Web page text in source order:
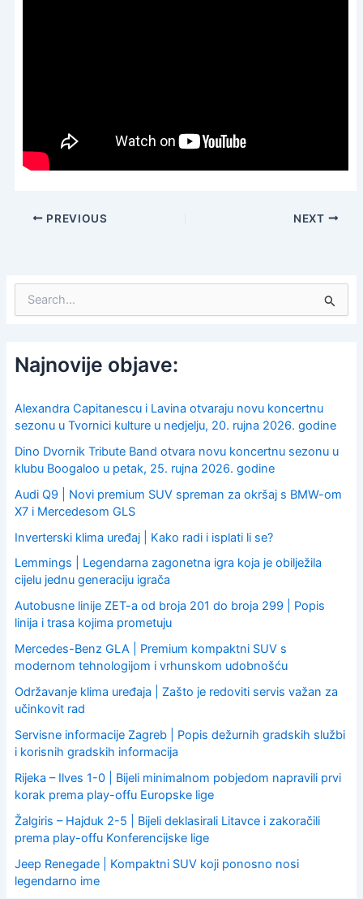
PREVIOUS NEXT
c
h
o
r
Najnovije objave:
Alexandra Capitanescu i Lavina otvaraju novu koncertnu
sezonu u Tvornici kulture u nedjelju, 20. rujna 2026. godine
Dino Dvornik Tribute Band otvara novu koncertnu sezonu u
klubu Boogaloo u petak, 25. rujna 2026. godine
Audi Q9 | Novi premium SUV spreman za okršaj s BMW-om
X7 i Mercedesom GLS
Inverterski klima uređaj | Kako radi i isplati li se?
Lemmings | Legendarna zagonetna igra koja je obilježila
cijelu jednu generaciju igrača
Autobusne linije ZET-a od broja 201 do broja 299 | Popis
linija i trasa kojima prometuju
Mercedes-Benz GLA | Premium kompaktni SUV s
modernom tehnologijom i vrhunskom udobnošću
Održavanje klima uređaja | Zašto je redoviti servis važan za
učinkovit rad
Servisne informacije Zagreb | Popis dežurnih gradskih službi
i korisnih gradskih informacija
Rijeka – Ilves 1-0 | Bijeli minimalnom pobjedom napravili prvi
korak prema play-offu Europske lige
Žalgiris – Hajduk 2-5 | Bijeli deklasirali Litavce i zakoračili
prema play-offu Konferencijske lige
Jeep Renegade | Kompaktni SUV koji ponosno nosi
legendarno ime